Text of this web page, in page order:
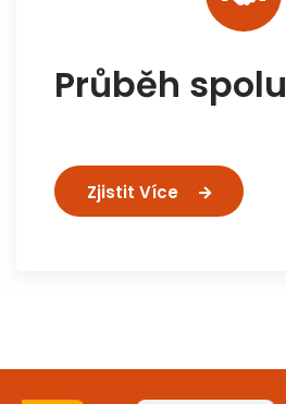
Průběh
Zjistit Více